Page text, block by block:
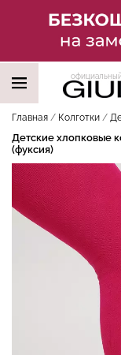
Главная Колготки
Детские хлопковые
(фуксия)
НАШИ